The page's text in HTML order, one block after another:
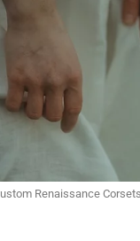
Renaissance